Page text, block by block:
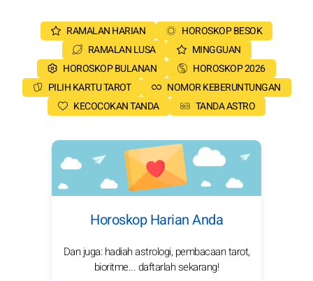
RAMALAN HARIAN
HOROSKOP BESOK
RAMALAN LUSA
MINGGUAN
HOROSKOP BULANAN
HOROSKOP 2026
PILIH KARTU TAROT
NOMOR KEBERUNTUNGAN
KECOCOKAN TANDA
TANDA ASTRO
Horoskop Harian Anda
Dan juga: hadiah astrologi, pembacaan tarot,
bioritme... daftarlah sekarang!